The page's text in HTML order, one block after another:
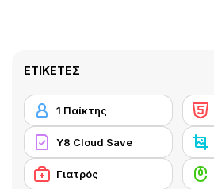
ΕΤΙΚΈΤΕΣ
1 Παίκτης
Y8 Cloud Save
Γιατρός